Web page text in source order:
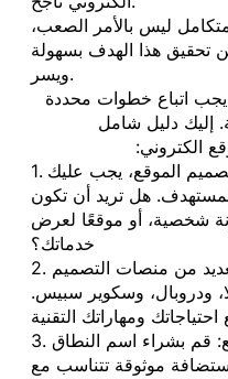
ليس بالأمر الصعب،
تحقيق هذا الهدف بسهولة
ويسر.
اتباع خطوات محددة
إليك دليل شامل
الكتروني:
1. تحديد الهدف: قبل البدء في تصميم الموقع، يجب عليك
هل تريد أن تكون
شخصية، أو موقعًا لعرض
خدماتك؟
2. اختيار منصة التصميم: هناك العديد من منصات التصميم
ودروبال، وسكوير سبيس.
3. تحديد النطاق واستضافة الموقع: قم بشراء اسم النطاق
موثوقة تتناسب مع